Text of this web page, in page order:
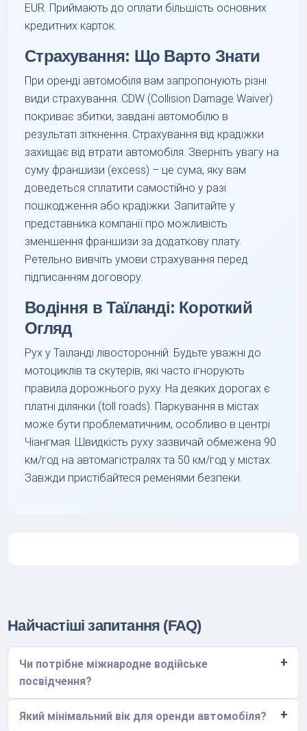
EUR. Приймають до оплати більшість основних
кредитних карток.
Страхування: Що Варто Знати
При оренді автомобіля вам запропонують різні
види страхування. CDW (Collision Damage Waiver)
покриває збитки, завдані автомобілю в
результаті зіткнення. Страхування від крадіжки
захищає від втрати автомобіля. Зверніть увагу на
суму франшизи (excess) – це сума, яку вам
доведеться сплатити самостійно у разі
пошкодження або крадіжки. Запитайте у
представника компанії про можливість
зменшення франшизи за додаткову плату.
Ретельно вивчіть умови страхування перед
підписанням договору.
Водіння в Таїланді: Короткий
Огляд
Рух у Таїланді лівосторонній. Будьте уважні до
мотоциклів та скутерів, які часто ігнорують
правила дорожнього руху. На деяких дорогах є
платні ділянки (toll roads). Паркування в містах
може бути проблематичним, особливо в центрі
Чіангмая. Швидкість руху зазвичай обмежена 90
км/год на автомагістралях та 50 км/год у містах.
Завжди пристібайтеся ременями безпеки.
Найчастіші запитання (FAQ)
Чи потрібне міжнародне водійське
посвідчення?
Який мінімальний вік для оренди автомобіля?